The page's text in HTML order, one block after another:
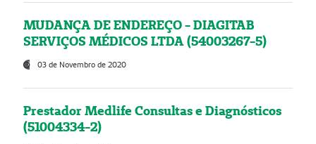
MUDANÇA DE ENDEREÇO - DIAGITAB
SERVIÇOS MÉDICOS LTDA (54003267-5)
03 de Novembro de 2020
Prestador Medlife Consultas e Diagnósticos
(51004334-2)